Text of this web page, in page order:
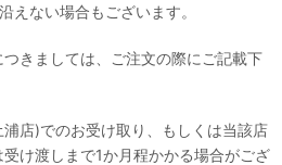
えない場合もございます。
きましては、ご注文の際にご記載下
店)でのお受け取り、もしくは当該店
け渡しまで1か月程かかる場合がござ